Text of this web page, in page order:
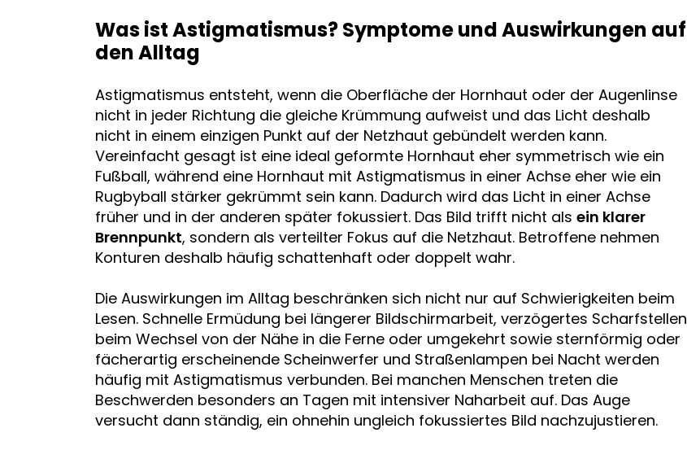
Was ist Astigmatismus? Symptome und Auswirkungen auf
den Alltag
Astigmatismus entsteht, wenn die Oberfläche der Hornhaut oder der Augenlinse
nicht in jeder Richtung die gleiche Krümmung aufweist und das Licht deshalb
nicht in einem einzigen Punkt auf der Netzhaut gebündelt werden kann.
Vereinfacht gesagt ist eine ideal geformte Hornhaut eher symmetrisch wie ein
Fußball, während eine Hornhaut mit Astigmatismus in einer Achse eher wie ein
Rugbyball stärker gekrümmt sein kann. Dadurch wird das Licht in einer Achse
früher und in der anderen später fokussiert. Das Bild trifft nicht als ein klarer
Brennpunkt, sondern als verteilter Fokus auf die Netzhaut. Betroffene nehmen
Konturen deshalb häufig schattenhaft oder doppelt wahr.
Die Auswirkungen im Alltag beschränken sich nicht nur auf Schwierigkeiten beim
Lesen. Schnelle Ermüdung bei längerer Bildschirmarbeit, verzögertes Scharfstellen
beim Wechsel von der Nähe in die Ferne oder umgekehrt sowie sternförmig oder
fächerartig erscheinende Scheinwerfer und Straßenlampen bei Nacht werden
häufig mit Astigmatismus verbunden. Bei manchen Menschen treten die
Beschwerden besonders an Tagen mit intensiver Naharbeit auf. Das Auge
versucht dann ständig, ein ohnehin ungleich fokussiertes Bild nachzujustieren.